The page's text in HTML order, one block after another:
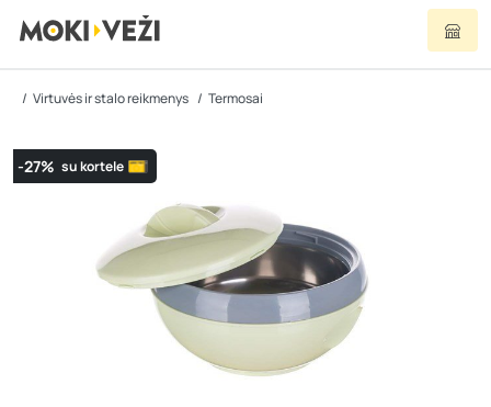
Virtuvės ir stalo reikmenys Termosai
-27% su kortele